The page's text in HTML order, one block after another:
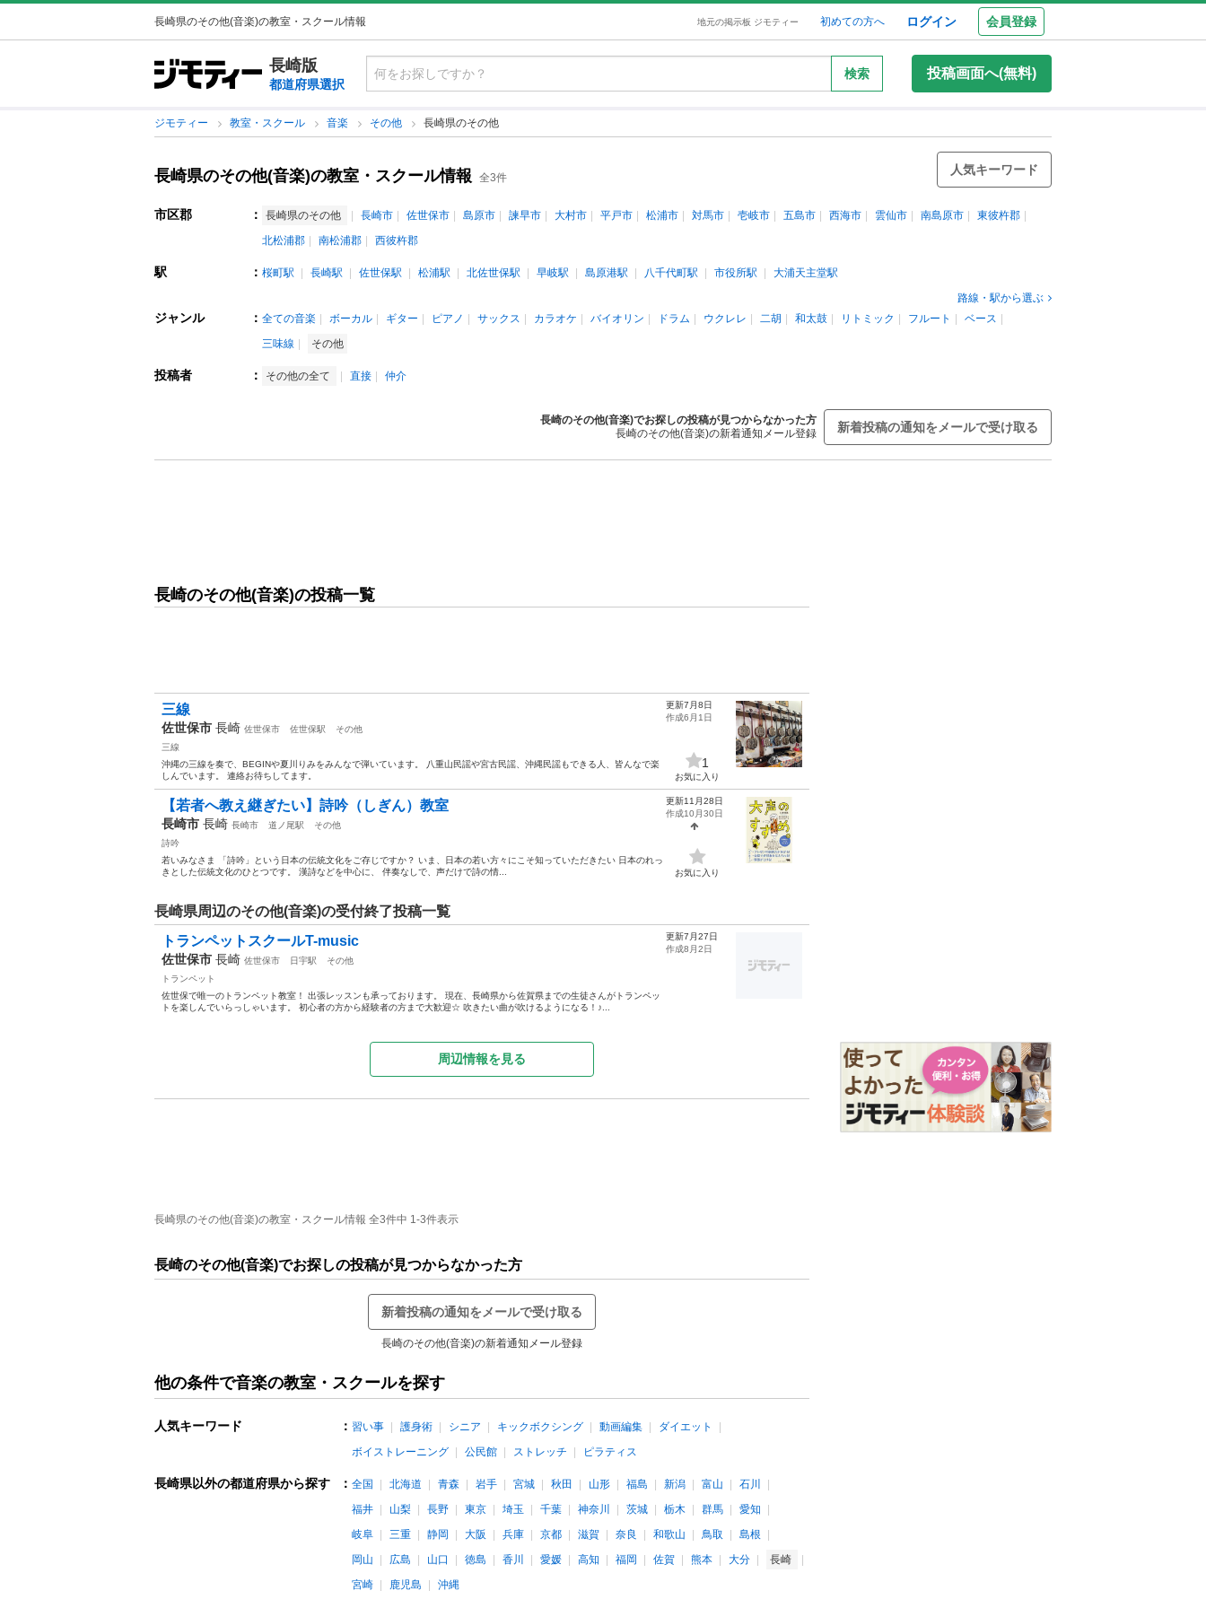
長崎県のその他(音楽)の教室・スクール情報 地元の掲示板 ジモティー 初めての方へ ログイン 会員登録
長崎版
都道府県選択
検索 投稿画面へ(無料)
ジモティー 教室・スクール 音楽 その他 長崎県のその他
長崎県のその他(音楽)の教室・スクール情報 全3件
人気キーワード
市区郡 ： 長崎県のその他 長崎市 佐世保市 島原市 諫早市 大村市 平戸市 松浦市 対馬市 壱岐市 五島市 西海市 雲仙市 南島原市
東彼杵郡
北松浦郡
南松浦郡 西彼杵郡
駅 ： 桜町駅 長崎駅 佐世保駅 松浦駅 北佐世保駅 早岐駅 島原港駅 八千代町駅 市役所駅
大浦天主堂駅
路線・駅から選ぶ
ジャンル ： 全ての音楽 ボーカル ギター ピアノ サックス カラオケ バイオリン ドラム ウクレレ 二胡 和太鼓 リトミック フルート
ベース
三味線
その他
投稿者 ： その他の全て 直接 仲介
長崎のその他(音楽)でお探しの投稿が見つからなかった方
長崎のその他(音楽)の新着通知メール登録
新着投稿の通知をメールで受け取る
長崎のその他(音楽)の投稿一覧
三線
佐世保市 長崎 佐世保市 佐世保駅
その他
三線
沖縄の三線を奏で、BEGINや夏川りみをみんなで弾いています。 八重山民謡や宮古民謡、沖縄民謡もできる人、皆んなで楽
しんでいます。 連絡お待ちしてます。
更新7月8日
作成6月1日
1
お気に入り
【若者へ教え継ぎたい】詩吟（しぎん）教室
長崎市 長崎 長崎市 道ノ尾駅
その他
詩吟
若いみなさま 「詩吟」という日本の伝統文化をご存じですか？ いま、日本の若い方々にこそ知っていただきたい 日本のれっ
きとした伝統文化のひとつです。 漢詩などを中心に、 伴奏なしで、声だけで詩の情...
更新11月28日
作成10月30日
お気に入り
長崎県周辺のその他(音楽)の受付終了投稿一覧
トランペットスクールT-music
佐世保市 長崎 佐世保市 日宇駅
その他
トランペット
佐世保で唯一のトランペット教室！ 出張レッスンも承っております。 現在、長崎県から佐賀県までの生徒さんがトランペッ
トを楽しんでいらっしゃいます。 初心者の方から経験者の方まで大歓迎☆ 吹きたい曲が吹けるようになる！♪...
更新7月27日
作成8月2日
周辺情報を見る
長崎県のその他(音楽)の教室・スクール情報 全3件中 1-3件表示
長崎のその他(音楽)でお探しの投稿が見つからなかった方
新着投稿の通知をメールで受け取る
長崎のその他(音楽)の新着通知メール登録
他の条件で音楽の教室・スクールを探す
人気キーワード ： 習い事 護身術 シニア キックボクシング 動画編集
ダイエット
ボイストレーニング
公民館 ストレッチ ピラティス
長崎県以外の都道府県から探す ： 全国 北海道 青森 岩手 宮城 秋田 山形 福島 新潟 富山
石川
福井
山梨 長野 東京 埼玉 千葉 神奈川 茨城 栃木 群馬
愛知
岐阜
三重 静岡 大阪 兵庫 京都 滋賀 奈良 和歌山 鳥取
島根
岡山
広島 山口 徳島 香川 愛媛 高知 福岡 佐賀 熊本 大分
長崎
宮崎
鹿児島 沖縄